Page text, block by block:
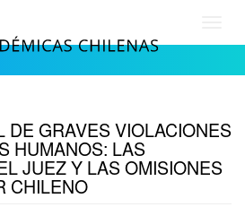
DE GRAVES VIOLACIONES
HUMANOS: LAS
JUEZ Y LAS OMISIONES
CHILENO